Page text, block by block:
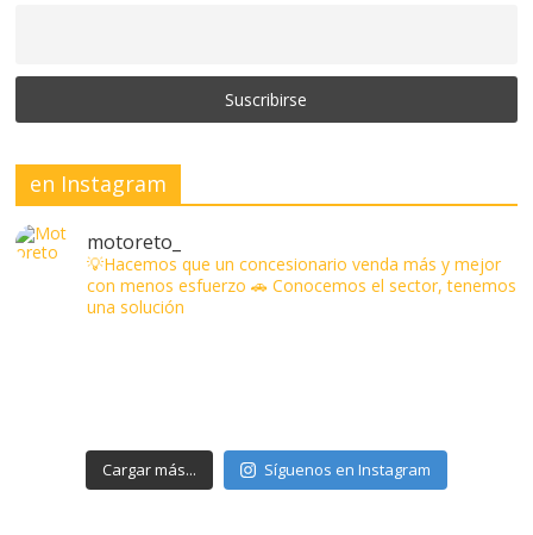
en Instagram
motoreto_
💡Hacemos que un concesionario venda más y mejor
con menos esfuerzo 🚗 Conocemos el sector, tenemos
una solución
Cargar más... Síguenos en Instagram